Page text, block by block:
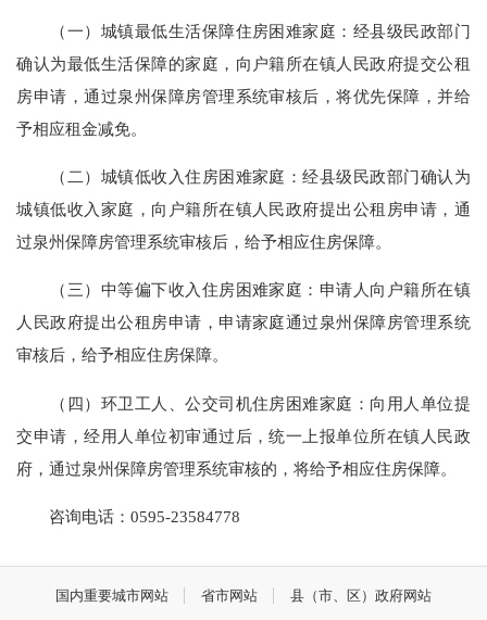
（一）城镇最低生活保障住房困难家庭：经县级民政部门
确认为最低生活保障的家庭，向户籍所在镇人民政府提交公租
房申请，通过泉州保障房管理系统审核后，将优先保障，并给
予相应租金减免。
（二）城镇低收入住房困难家庭：经县级民政部门确认为
城镇低收入家庭，向户籍所在镇人民政府提出公租房申请，通
过泉州保障房管理系统审核后，给予相应住房保障。
（三）中等偏下收入住房困难家庭：申请人向户籍所在镇
人民政府提出公租房申请，申请家庭通过泉州保障房管理系统
审核后，给予相应住房保障。
（四）环卫工人、公交司机住房困难家庭：向用人单位提
交申请，经用人单位初审通过后，统一上报单位所在镇人民政
府，通过泉州保障房管理系统审核的，将给予相应住房保障。
咨询电话：0595-23584778
国内重要城市网站 省市网站 县（市、区）政府网站